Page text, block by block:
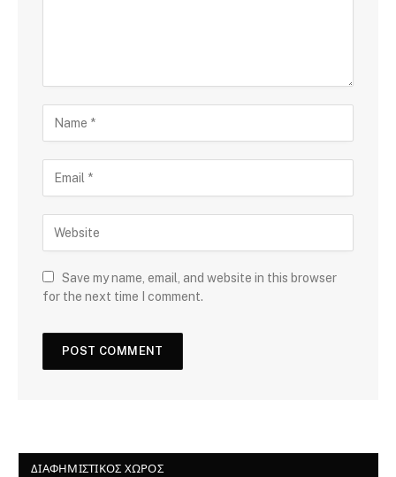
Save my name, email, and website in this browser
for the next time I comment.
ΔΙΑΦΗΜΙΣΤΙΚΌΣ ΧΏΡΟΣ